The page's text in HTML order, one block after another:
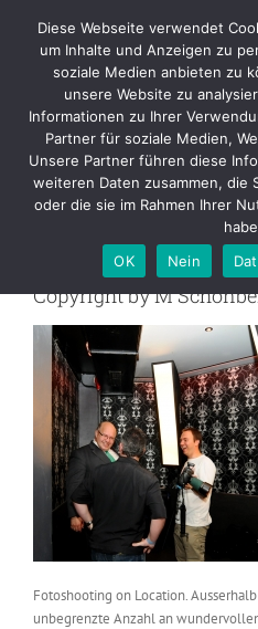
content
Copyright by M
7581C
Copyright by M
Fotoshooting on Location.
unbegrenzte Anzahl an
Diese Webseite verwendet
um Inhalte und Anzeigen zu
soziale Medien anbieten zu
unsere Website zu
Informationen zu Ihrer
Partner für soziale Medien,
Unsere Partner führen diese
weiteren Daten zusammen, die
oder die sie im Rahmen Ihrer
OK
Nein